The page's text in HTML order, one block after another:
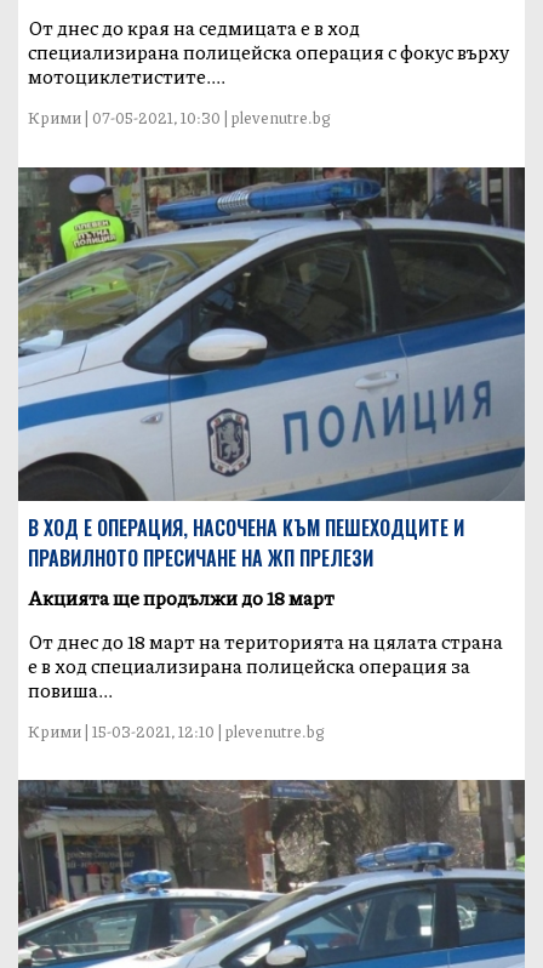
От днес до края на седмицата е в ход
специализирана полицейска операция с фокус върху
мотоциклетистите....
Крими | 07-05-2021, 10:30 | plevenutre.bg
В ХОД Е ОПЕРАЦИЯ, НАСОЧЕНА КЪМ ПЕШЕХОДЦИТЕ И
ПРАВИЛНОТО ПРЕСИЧАНЕ НА ЖП ПРЕЛЕЗИ
Акцията ще продължи до 18 март
От днес до 18 март на територията на цялата страна
е в ход специализирана полицейска операция за
повиша...
Крими | 15-03-2021, 12:10 | plevenutre.bg